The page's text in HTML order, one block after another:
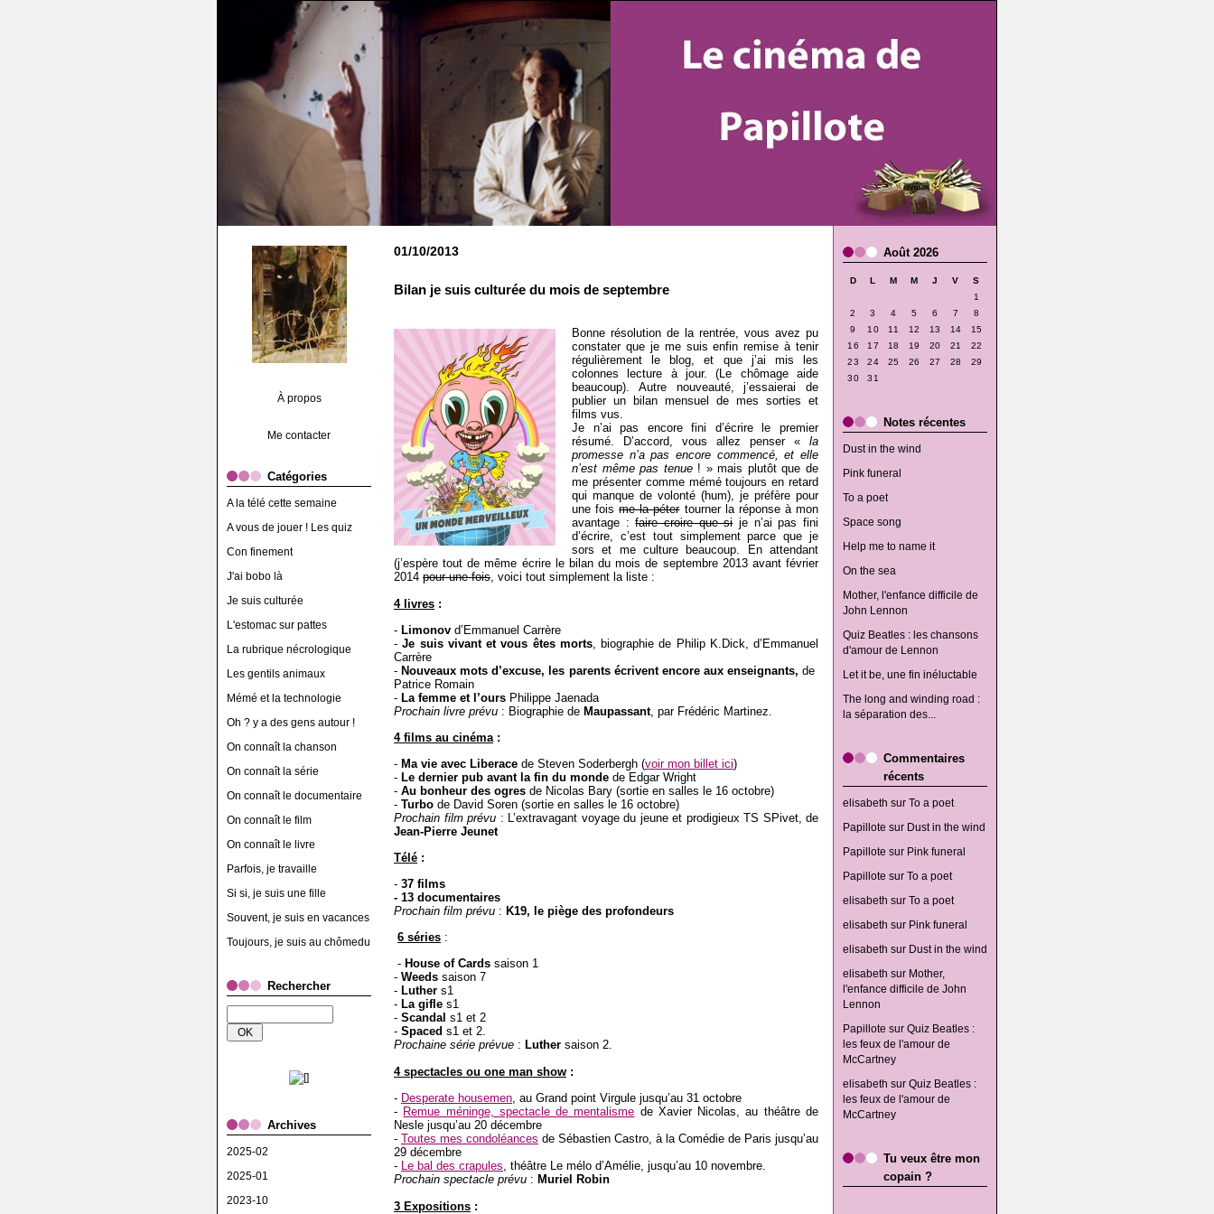
À propos
Me contacter
Catégories
A la télé cette semaine
A vous de jouer ! Les quiz
Con finement
J'ai bobo là
Je suis culturée
L'estomac sur pattes
La rubrique nécrologique
Les gentils animaux
Mémé et la technologie
Oh ? y a des gens autour !
On connaît la chanson
On connaît la série
On connaît le documentaire
On connaît le film
On connaît le livre
Parfois, je travaille
Si si, je suis une fille
Souvent, je suis en vacances
Toujours, je suis au chômedu
Rechercher
Archives
2025-02
2025-01
2023-10
Août 2026
D L M M J V
S
1
2
3 4 5 6 7
8
9
10 11 12 13 14
15
16
17 18 19 20 21
22
23
24 25 26 27 28
29
30
31
Notes récentes
Dust in the wind
Pink funeral
To a poet
Space song
Help me to name it
On the sea
Mother, l'enfance difficile de
John Lennon
Quiz Beatles : les chansons
d'amour de Lennon
Let it be, une fin inéluctable
The long and winding road :
la séparation des...
Commentaires
récents
elisabeth sur To a poet
Papillote sur Dust in the wind
Papillote sur Pink funeral
Papillote sur To a poet
elisabeth sur To a poet
elisabeth sur Pink funeral
elisabeth sur Dust in the wind
elisabeth sur Mother,
l'enfance difficile de John
Lennon
Papillote sur Quiz Beatles :
les feux de l'amour de
McCartney
elisabeth sur Quiz Beatles :
les feux de l'amour de
McCartney
Tu veux être mon
copain ?
01/10/2013
Bilan je suis culturée du mois de septembre
Bonne résolution de la rentrée, vous avez pu
constater que je me suis enfin remise à tenir
régulièrement le blog, et que j’ai mis les
colonnes lecture à jour. (Le chômage aide
beaucoup). Autre nouveauté, j’essaierai de
publier un bilan mensuel de mes sorties et
films vus.
Je n’ai pas encore fini d’écrire le premier
résumé. D’accord, vous allez penser « la
promesse n’a pas encore commencé, et elle
n’est même pas tenue! » mais plutôt que de
me présenter comme mémé toujours en retard
qui manque de volonté (hum), je préfère pour
une foisme la pétertourner la réponse à mon
avantage :faire croire que sije n’ai pas fini
d’écrire, c’est tout simplement parce que je
sors et me culture beaucoup. En attendant
(j’espère tout de même écrire le bilan du mois de septembre 2013 avant février
2014 pour une fois, voici tout simplement la liste :
4 livres :
- Limonov d’Emmanuel Carrère
-Je suis vivant et vous êtes morts, biographie de Philip K.Dick, d’Emmanuel
Carrère
- Nouveaux mots d’excuse, les parents écrivent encore aux enseignants, de
Patrice Romain
- La femme et l’ours Philippe Jaenada
Prochain livre prévu : Biographie de Maupassant, par Frédéric Martinez.
4 films au cinéma:
- Ma vie avec Liberace de Steven Soderbergh (voir mon billet ici)
- Le dernier pub avant la fin du monde de Edgar Wright
- Au bonheur des ogres de Nicolas Bary (sortie en salles le 16 octobre)
- Turbo de David Soren (sortie en salles le 16 octobre)
Prochain film prévu : L’extravagant voyage du jeune et prodigieux TS SPivet, de
Jean-Pierre Jeunet
Télé :
- 37 films
- 13 documentaires
Prochain film prévu : K19, le piège des profondeurs
6 séries :
- House of Cards saison 1
- Weeds saison 7
- Luther s1
- La gifle s1
- Scandal s1 et 2
- Spaced s1 et 2.
Prochaine série prévue : Luther saison 2.
4 spectacles ou one man show :
- Desperate housemen, au Grand point Virgule jusqu’au 31 octobre
- Remue méninge, spectacle de mentalisme de Xavier Nicolas, au théâtre de
Nesle jusqu’au 20 décembre
- Toutes mes condoléances de Sébastien Castro, à la Comédie de Paris jusqu’au
29 décembre
- Le bal des crapules, théâtre Le mélo d’Amélie, jusqu’au 10 novembre.
Prochain spectacle prévu : Muriel Robin
3 Expositions :